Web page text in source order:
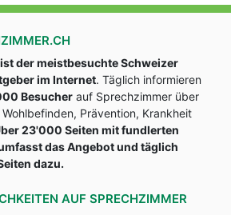
der meistbesuchte Schweizer
im Internet. Täglich informieren
Besucher auf Sprechzimmer über
Prävention, Krankheit
23'000 Seiten mit fundlerten
das Angebot und täglich
dazu.
AUF SPRECHZIMMER